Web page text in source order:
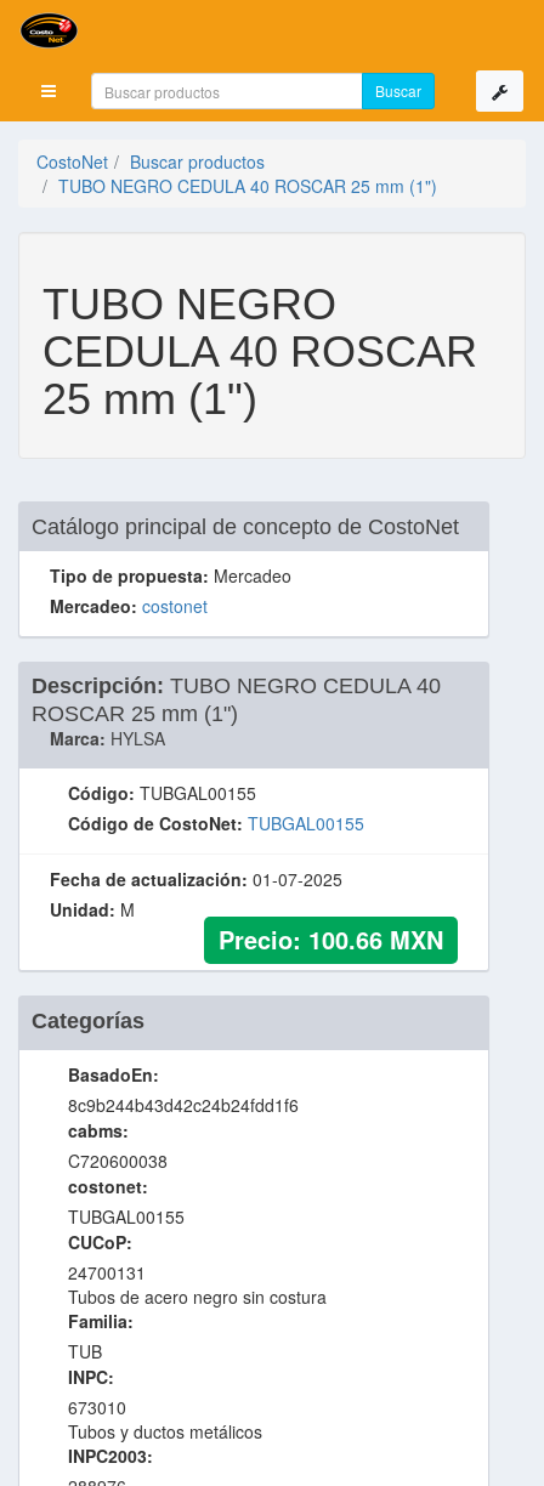
Mostrar menú
CostoNet
Buscar productos
TUBO NEGRO CEDULA 40 ROSCAR 25 mm (1")
TUBO NEGRO
CEDULA 40 ROSCAR
25 mm (1")
Catálogo principal de concepto de CostoNet
Tipo de propuesta: Mercadeo
Mercadeo: costonet
Descripción: TUBO NEGRO CEDULA 40
ROSCAR 25 mm (1")
Marca: HYLSA
Código: TUBGAL00155
Código de CostoNet: TUBGAL00155
Fecha de actualización: 01-07-2025
Unidad: M
Precio: 100.66 MXN
Categorías
BasadoEn:
8c9b244b43d42c24b24fdd1f6
cabms:
C720600038
costonet:
TUBGAL00155
CUCoP:
24700131
Tubos de acero negro sin costura
Familia:
TUB
INPC:
673010
Tubos y ductos metálicos
INPC2003: